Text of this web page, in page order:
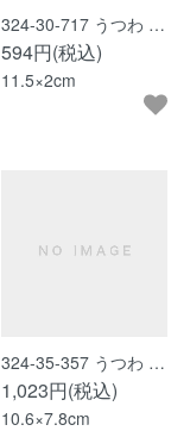
324-30-717 うつわ …
594円(税込)
11.5×2cm
324-35-357 うつわ …
1,023円(税込)
10.6×7.8cm